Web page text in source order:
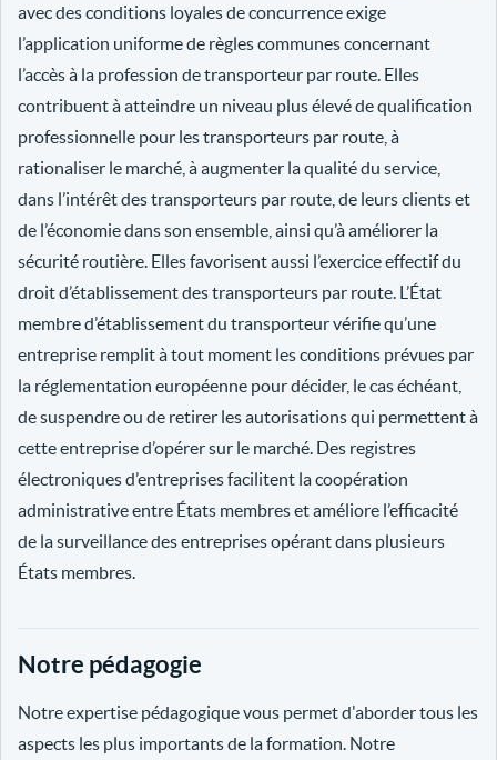
avec des conditions loyales de concurrence exige
l’application uniforme de règles communes concernant
l’accès à la profession de transporteur par route. Elles
contribuent à atteindre un niveau plus élevé de qualification
professionnelle pour les transporteurs par route, à
rationaliser le marché, à augmenter la qualité du service,
dans l’intérêt des transporteurs par route, de leurs clients et
de l’économie dans son ensemble, ainsi qu’à améliorer la
sécurité routière. Elles favorisent aussi l’exercice effectif du
droit d’établissement des transporteurs par route. L’État
membre d’établissement du transporteur vérifie qu’une
entreprise remplit à tout moment les conditions prévues par
la réglementation européenne pour décider, le cas échéant,
de suspendre ou de retirer les autorisations qui permettent à
cette entreprise d’opérer sur le marché. Des registres
électroniques d’entreprises facilitent la coopération
administrative entre États membres et améliore l’efficacité
de la surveillance des entreprises opérant dans plusieurs
États membres.
Notre pédagogie
Notre expertise pédagogique vous permet d'aborder tous les
aspects les plus importants de la formation. Notre